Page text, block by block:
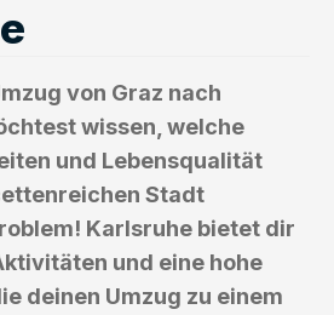
von Graz nach
wissen, welche
und Lebensqualität
Stadt
Karlsruhe bietet dir
und eine hohe
deinen Umzug zu einem